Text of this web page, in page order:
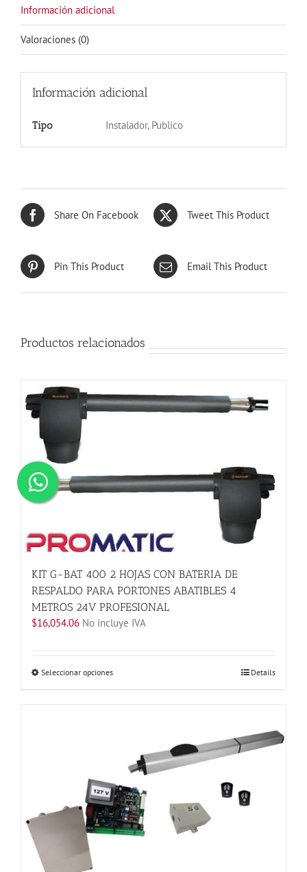
cantidad
Información adicional
Valoraciones (0)
Información adicional
Tipo Instalador, Publico
Share On Facebook Tweet This Product
Pin This Product Email This Product
Productos relacionados
KIT G-BAT 400 2 HOJAS CON BATERIA DE
RESPALDO PARA PORTONES ABATIBLES 4
METROS 24V PROFESIONAL
$16,054.06 No incluye IVA
Seleccionar opcionesEste
opciones
pueden
elegir
en
la
Details